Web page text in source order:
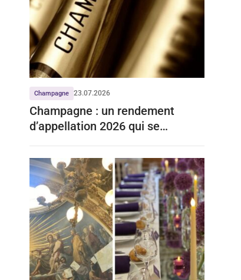
Champagne 23.07.2026
Champagne : un rendement
d’appellation 2026 qui se